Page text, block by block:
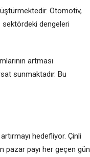
Otomotiv,
sektördeki dengeleri
artması
sunmaktadır. Bu
hedefliyor. Çinli
pazar payı her geçen gün